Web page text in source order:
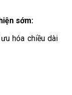
sớm:
hóa chiều dài